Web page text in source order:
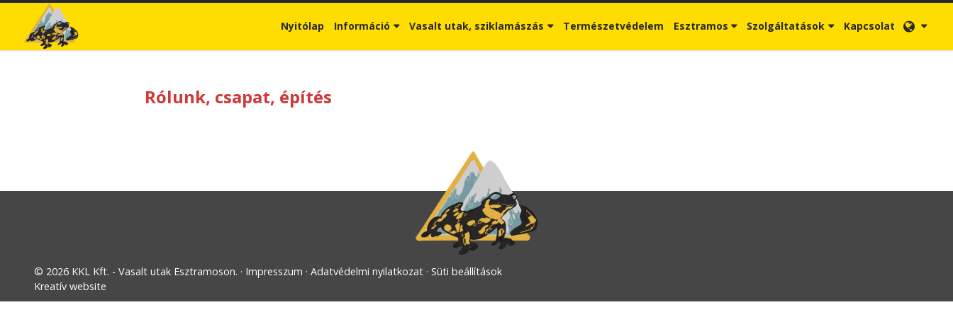
Nyitólap Információ Vasalt utak, sziklamászás Természetvédelem Esztramos Szolgáltatások Kapcsolat
Rólunk, csapat, építés
© 2026 KKL Kft. - Vasalt utak Esztramoson. Impresszum Adatvédelmi nyilatkozat Süti beállítások
Kreatív website